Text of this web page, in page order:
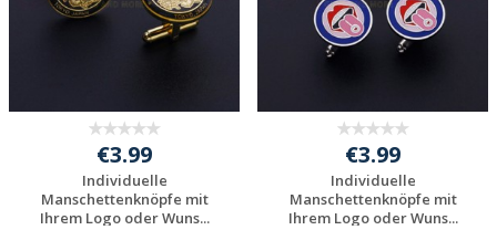
€3.99
Individuelle
Manschettenknöpfe mit
Ihrem Logo oder Wuns...
€3.99
Individuelle
Manschettenknöpfe mit
Ihrem Logo oder Wuns...